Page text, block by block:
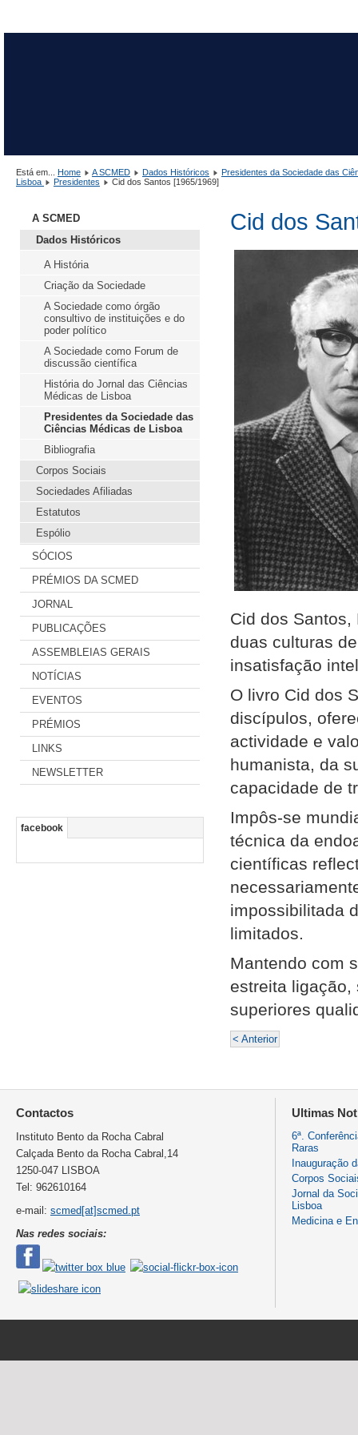
Está em... Home A SCMED Dados Históricos
Presidentes da Sociedade das
Lisboa
Presidentes Cid dos Santos [1965/1969]
A SCMED
Dados Históricos
A História
Criação da Sociedade
A Sociedade como órgão
consultivo de instituições e do
poder político
A Sociedade como Forum de
discussão científica
História do Jornal das Ciências
Médicas de Lisboa
Presidentes da Sociedade das
Ciências Médicas de Lisboa
Bibliografia
Corpos Sociais
Sociedades Afiliadas
Estatutos
Espólio
SÓCIOS
PRÉMIOS DA SCMED
JORNAL
PUBLICAÇÕES
ASSEMBLEIAS GERAIS
NOTÍCIAS
EVENTOS
PRÉMIOS
LINKS
NEWSLETTER
facebook
Cid dos
Cid dos
duas culturas
insatisfação
O livro Cid dos
discípulos,
actividade e
humanista, da
capacidade de
Impôs-se
técnica da
científicas
impossibilitada
limitados.
Mantendo com
estreita ligação,
superiores
< Anterior
Contactos
Instituto Bento da Rocha Cabral
Calçada Bento da Rocha Cabral,14
1250-047 LISBOA
Tel: 962610164
e-mail: scmed[at]scmed.pt
Nas redes sociais:
Ultimas
6ª.
Raras
Inauguração
Corpos
Jornal da
Lisboa
Medicina e